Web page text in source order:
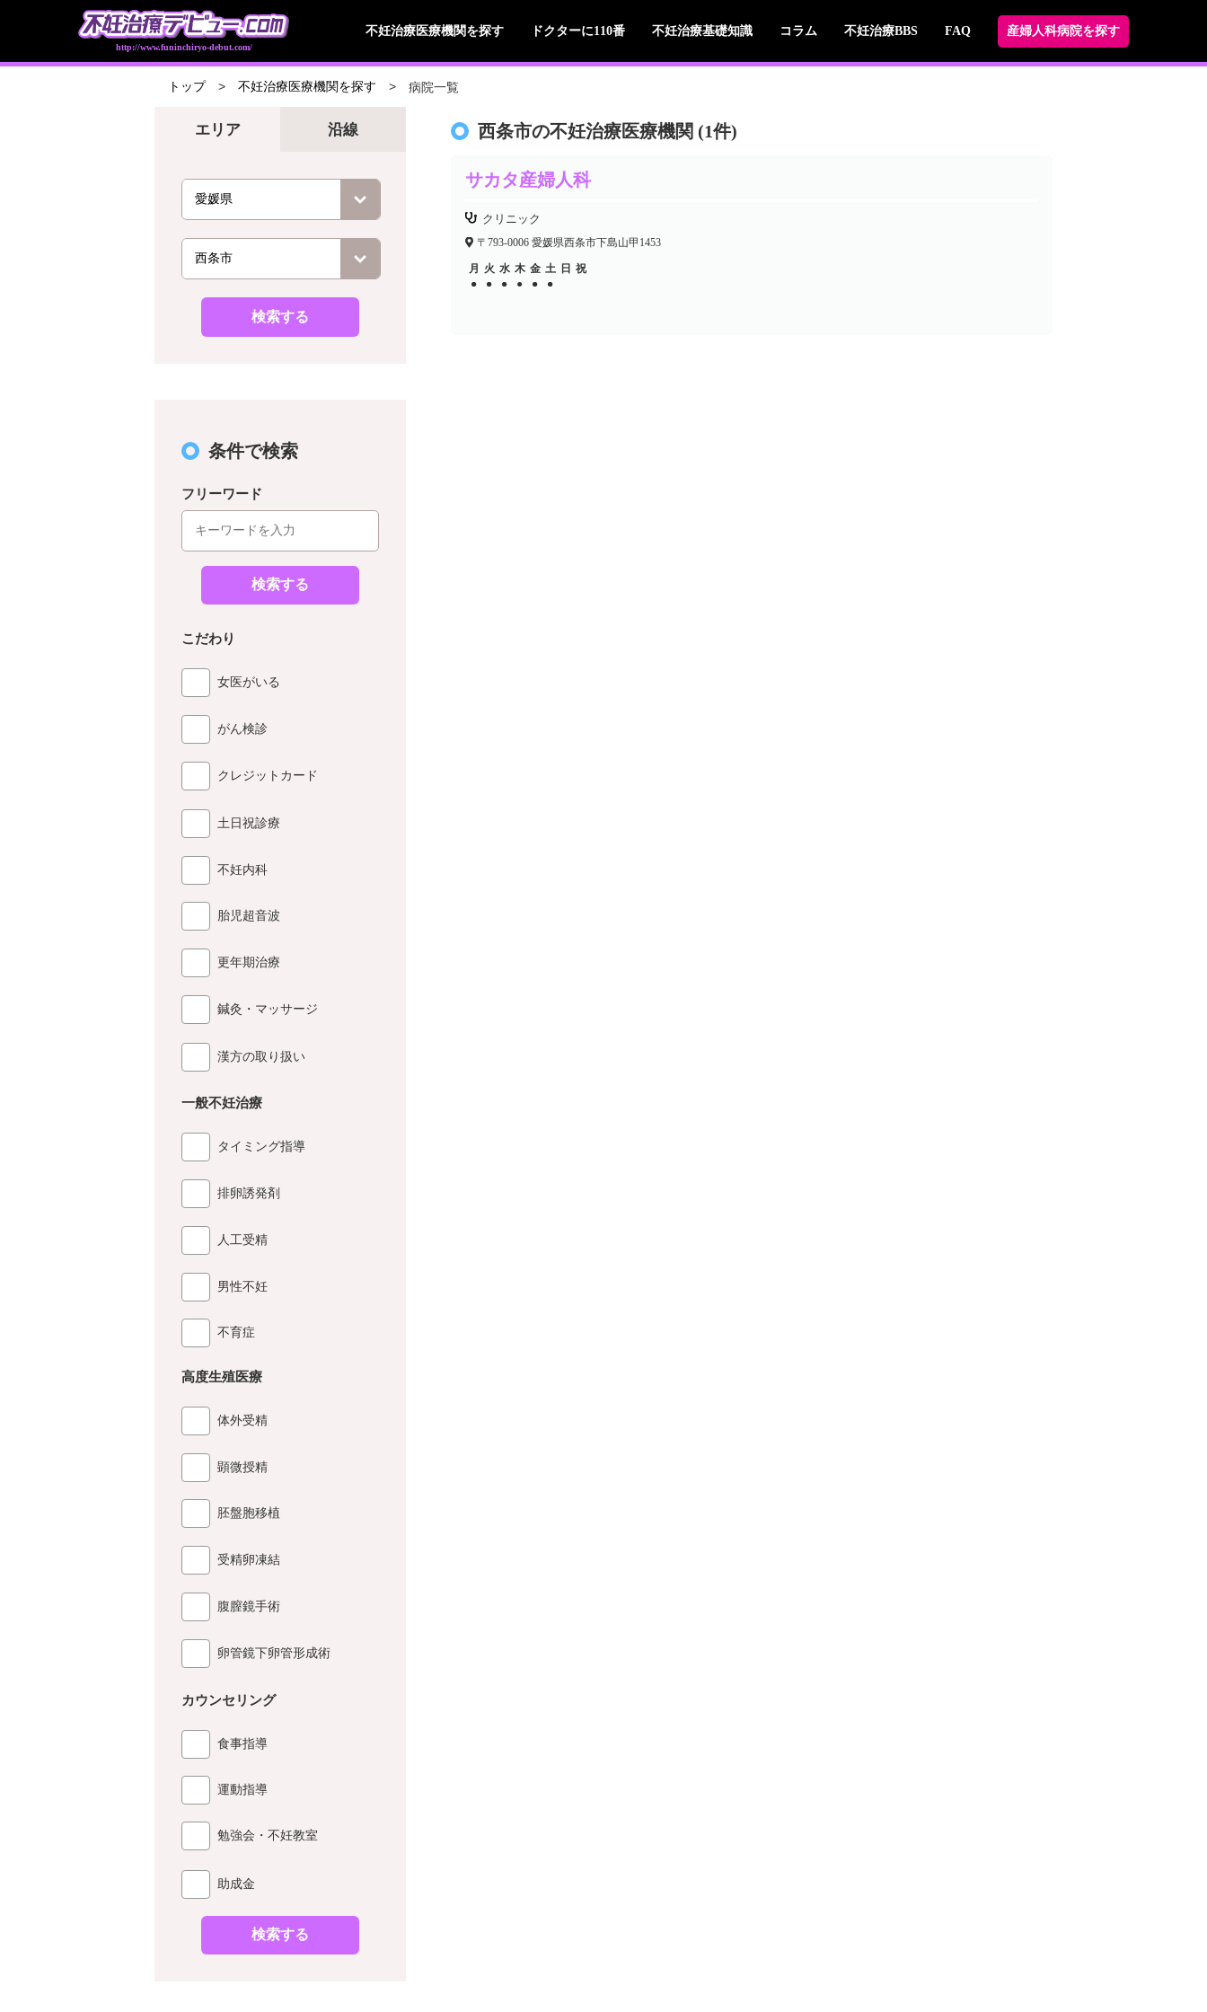
http://www.funinchiryo-debut.com/
不妊治療医療機関を探す ドクターに110番 不妊治療基礎知識 コラム 不妊治療BBS FAQ 産婦人科病院を探す
トップ 不妊治療医療機関を探す 病院一覧
エリア
検索する
沿線
条件で検索
フリーワード
検索する
こだわり
女医がいる
がん検診
クレジットカード
土日祝診療
不妊内科
胎児超音波
更年期治療
鍼灸・マッサージ
漢方の取り扱い
一般不妊治療
タイミング指導
排卵誘発剤
人工受精
男性不妊
不育症
高度生殖医療
体外受精
顕微授精
胚盤胞移植
受精卵凍結
腹膣鏡手術
卵管鏡下卵管形成術
カウンセリング
食事指導
運動指導
勉強会・不妊教室
助成金
検索する
西条市の不妊治療医療機関 (1件)
サカタ産婦人科
クリニック
〒793-0006 愛媛県西条市下島山甲1453
月 火 水 木 金 土 日 祝
●
● ● ● ●
● ● ● ●
● ●